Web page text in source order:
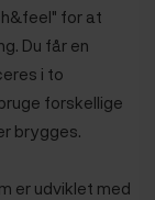
for at
Du får en
i to
forskellige
brygges.
er udviklet med